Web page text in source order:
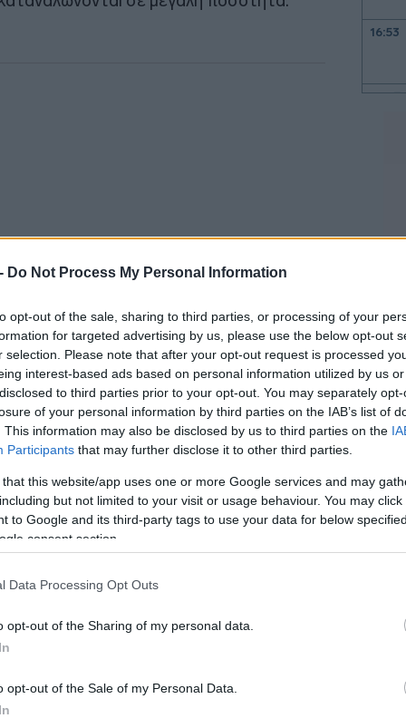
Do Not Process My Personal Information
opt-out of the sale, sharing to third parties, or processing of your
for targeted advertising by us, please use the below opt-out
selection. Please note that after your opt-out request is processed
interest-based ads based on personal information utilized by us
to third parties prior to your opt-out. You may separately
of your personal information by third parties on the IAB’s list of
This information may also be disclosed by us to third parties on the
Participants that may further disclose it to other third parties.
that this website/app uses one or more Google services and may
but not limited to your visit or usage behaviour. You may
to Google and its third-party tags to use your data for below
consent section.
Data Processing Opt Outs
opt-out of the Sharing of my personal data.
opt-out of the Sale of my Personal Data.
Διευθυντής Διαιτολογικού
Π. Καραφυλλίδης, επισημαίνει
τροφίμων που διεγείρουν την
16:53
16:47
16:11
16:00
15:39